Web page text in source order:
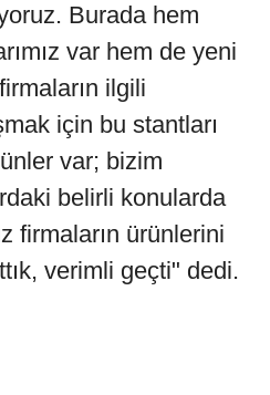
Burada hem
var hem de yeni
ilgili
için bu stantları
var; bizim
belirli konularda
firmaların ürünlerini
verimli geçti" dedi.